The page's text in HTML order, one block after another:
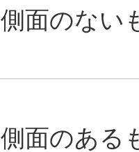
側面のない
側面のある